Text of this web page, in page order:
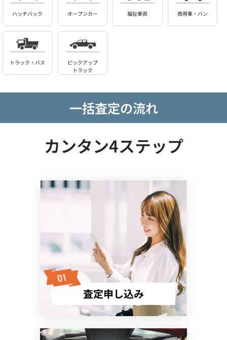
ハッチバック オープンカー 福祉車両 商用車・バン
トラック・バス
ピックアップ
トラック
一括査定の流れ
カンタン4ステップ
査定申し込み